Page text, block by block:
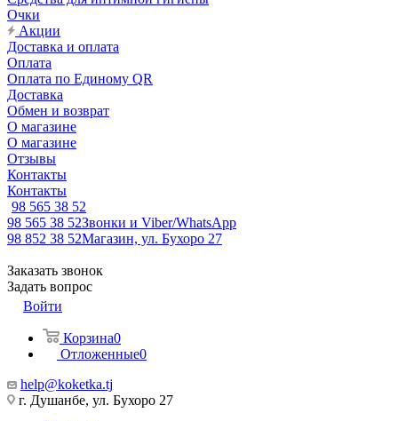
Очки
Акции
Доставка и оплата
Оплата
Оплата по Единому QR
Доставка
Обмен и возврат
О магазине
О магазине
Отзывы
Контакты
Контакты
98 565 38 52
98 565 38 52Звонки и Viber/WhatsApp
98 852 38 52Магазин, ул. Бухоро 27
Заказать звонок
Задать вопрос
Войти
Корзина0
Отложенные0
help@koketka.tj
г. Душанбе, ул. Бухоро 27